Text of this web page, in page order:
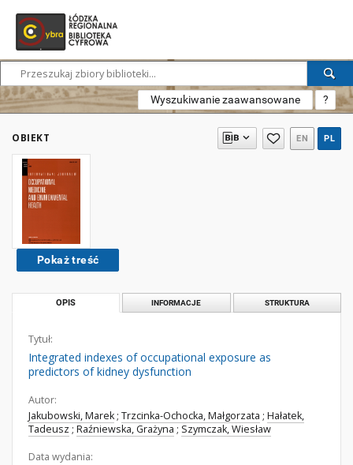
Wyszukiwanie zaawansowane ?
OBIEKT EN PL
Pokaż treść
OPIS INFORMACJE STRUKTURA
Tytuł:
Integrated indexes of occupational exposure as
predictors of kidney dysfunction
Autor:
Jakubowski, Marek; Trzcinka-Ochocka, Małgorzata ; Hałatek,
Tadeusz ; Raźniewska, Grażyna ; Szymczak, Wiesław
Data wydania: